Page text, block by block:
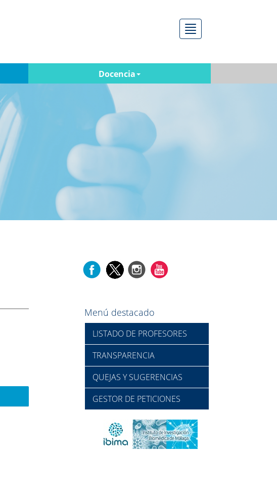
Menú
Docencia
Menú destacado
LISTADO DE PROFESORES
TRANSPARENCIA
QUEJAS Y SUGERENCIAS
GESTOR DE PETICIONES